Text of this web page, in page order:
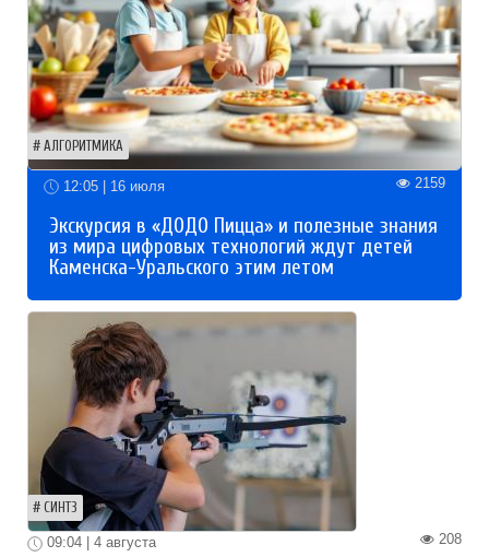
АЛГОРИТМИКА
12:05 | 16 июля 2159
Экскурсия в «ДОДО Пицца» и полезные знания
из мира цифровых технологий ждут детей
Каменска-Уральского этим летом
СИНТЗ
208
09:04 | 4 августа